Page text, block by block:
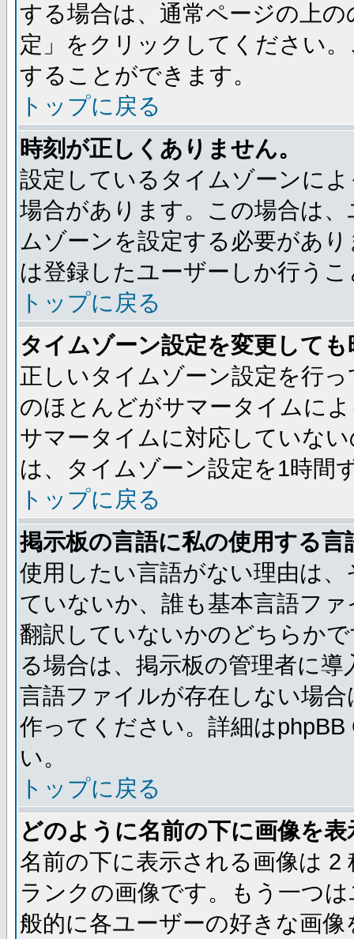
する場合は、通常ページの上
定」をクリックしてください
することができます。
トップに戻る
時刻が正しくありません。
設定しているタイムゾーンに
場合があります。この場合は
ムゾーンを設定する必要があ
は登録したユーザーしか行う
トップに戻る
タイムゾーン設定を変更して
正しいタイムゾーン設定を行
のほとんどがサマータイムに
サマータイムに対応していな
は、タイムゾーン設定を1時間
トップに戻る
掲示板の言語に私の使用する
使用したい言語がない理由は
ていないか、誰も基本言語フ
翻訳していないかのどちらか
る場合は、掲示板の管理者に
言語ファイルが存在しない場
作ってください。詳細は
い。
トップに戻る
どのように名前の下に画像を
名前の下に表示される画像は
ランクの画像です。もう一つ
般的に各ユーザーの好きな画